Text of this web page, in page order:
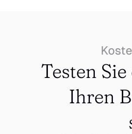
Testen
Ihren